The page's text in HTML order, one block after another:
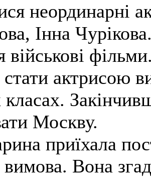
неординарні
Інна
військові
стати актрисою
Москву.
приїхала
Вона